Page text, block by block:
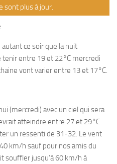
sont plus à jour.
ce soir que la nuit
entre 19 et 22°C mercredi
vont varier entre 13 et 17°C.
(mercredi) avec un ciel qui sera
atteindre entre 27 et 29°C
un ressenti de 31-32. Le vent
km/h sauf pour nos amis du
souffler jusqu’à 60 km/h à